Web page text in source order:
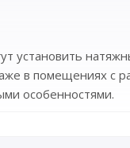
установить
в помещениях с
особенностями.